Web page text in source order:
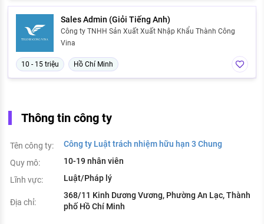
Sales Admin (Giỏi Tiếng Anh)
Công ty TNHH Sản Xuất Xuất Nhập Khẩu Thành Công
Vina
10 - 15 triệu Hồ Chí Minh
Thông tin công ty
Tên công ty:
Công ty Luật trách nhiệm hữu hạn 3 Chung
Quy mô:
10-19 nhân viên
Lĩnh vực:
Luật/Pháp lý
Địa chỉ:
368/11 Kinh Dương Vương, Phường An Lạc, Thành
phố Hồ Chí Minh